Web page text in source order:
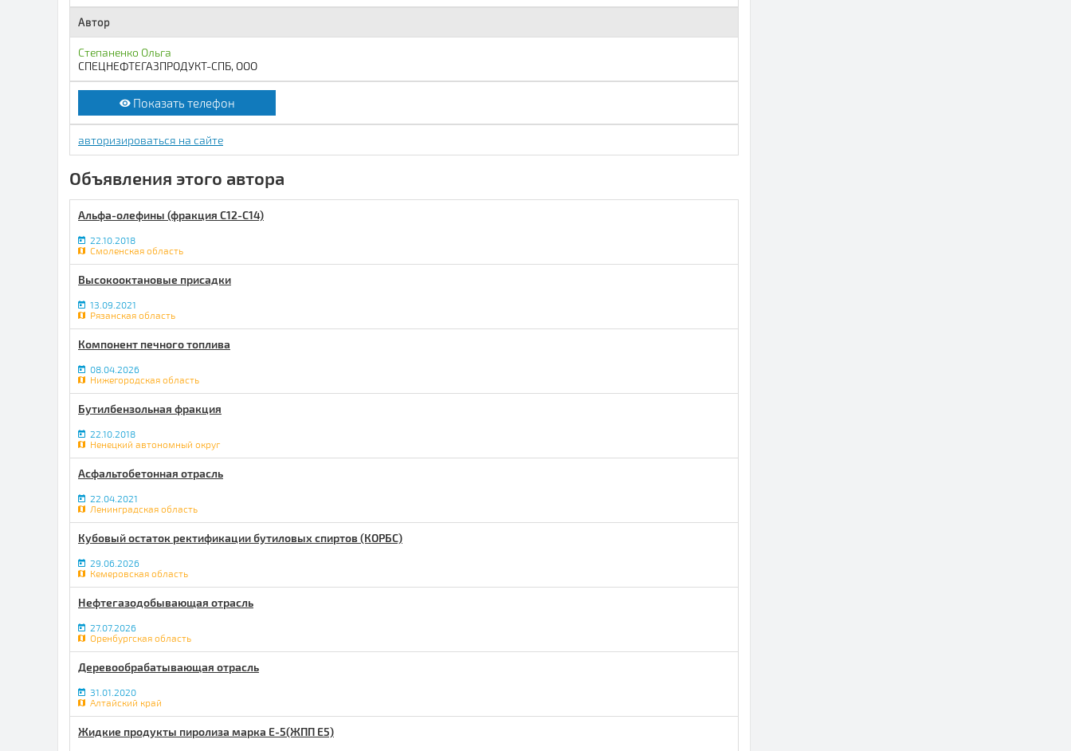
Автор
Степаненко Ольга
СПЕЦНЕФТЕГАЗПРОДУКТ-СПБ, ООО
Показать телефон
авторизироваться на сайте
Объявления этого автора
Альфа-олефины (фракция С12-С14)
22.10.2018
Смоленская область
Высокооктановые присадки
13.09.2021
Рязанская область
Компонент печного топлива
08.04.2026
Нижегородская область
Бутилбензольная фракция
22.10.2018
Ненецкий автономный округ
Асфальтобетонная отрасль
22.04.2021
Ленинградская область
Кубовый остаток ректификации бутиловых спиртов (КОРБС)
29.06.2026
Кемеровская область
Нефтегазодобывающая отрасль
27.07.2026
Оренбургская область
Деревообрабатывающая отрасль
31.01.2020
Алтайский край
Жидкие продукты пиролиза марка Е-5(ЖПП Е5)